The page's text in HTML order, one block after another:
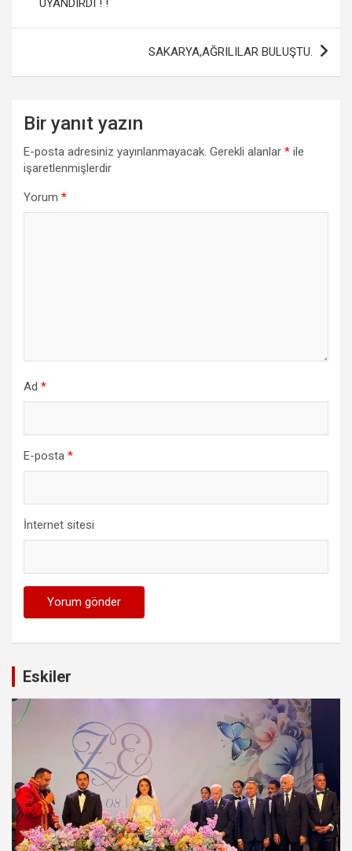
o
k
p
SAKARYA,AĞRILILAR BULUŞTU.
Bir yanıt yazın
E-posta adresiniz yayınlanmayacak. Gerekli alanlar * ile
işaretlenmişlerdir
Yorum *
Ad *
E-posta *
İnternet sitesi
Eskiler